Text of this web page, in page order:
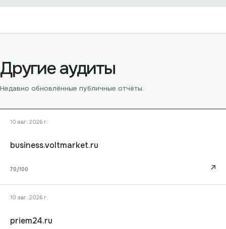
Другие аудиты
Недавно обновлённые публичные отчёты.
10 авг. 2026 г.
business.voltmarket.ru
70/100 ↗
10 авг. 2026 г.
priem24.ru